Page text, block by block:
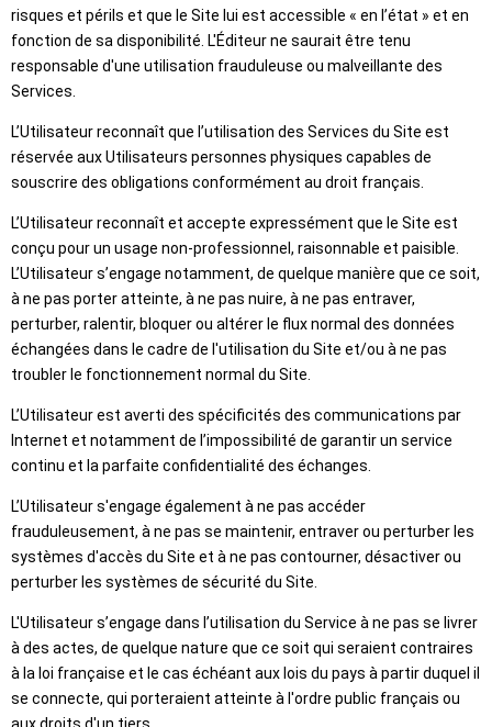
risques et périls et que le Site lui est accessible « en l’état » et en
fonction de sa disponibilité. L'Éditeur ne saurait être tenu
responsable d'une utilisation frauduleuse ou malveillante des
Services.
L’Utilisateur reconnaît que l’utilisation des Services du Site est
réservée aux Utilisateurs personnes physiques capables de
souscrire des obligations conformément au droit français.
L’Utilisateur reconnaît et accepte expressément que le Site est
conçu pour un usage non-professionnel, raisonnable et paisible.
L’Utilisateur s’engage notamment, de quelque manière que ce soit,
à ne pas porter atteinte, à ne pas nuire, à ne pas entraver,
perturber, ralentir, bloquer ou altérer le flux normal des données
échangées dans le cadre de l'utilisation du Site et/ou à ne pas
troubler le fonctionnement normal du Site.
L’Utilisateur est averti des spécificités des communications par
Internet et notamment de l’impossibilité de garantir un service
continu et la parfaite confidentialité des échanges.
L’Utilisateur s'engage également à ne pas accéder
frauduleusement, à ne pas se maintenir, entraver ou perturber les
systèmes d'accès du Site et à ne pas contourner, désactiver ou
perturber les systèmes de sécurité du Site.
L'Utilisateur s’engage dans l’utilisation du Service à ne pas se livrer
à des actes, de quelque nature que ce soit qui seraient contraires
à la loi française et le cas échéant aux lois du pays à partir duquel il
se connecte, qui porteraient atteinte à l'ordre public français ou